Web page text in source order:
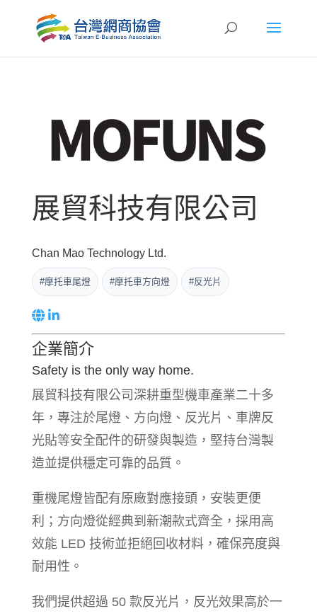
展貿科技有限公司
Chan Mao Technology Ltd.
#摩托車尾燈 #摩托車方向燈 #反光片
企業簡介
Safety is the only way home.
展貿科技有限公司深耕重型機車產業二十多
年，專注於尾燈、方向燈、反光片、車牌反
光貼等安全配件的研發與製造，堅持台灣製
造並提供穩定可靠的品質。
重機尾燈皆配有原廠對應接頭，安裝更便
利；方向燈從經典到新潮款式齊全，採用高
效能 LED 技術並拒絕回收材料，確保亮度與
耐用性。
我們提供超過 50 款反光片，反光效果高於一